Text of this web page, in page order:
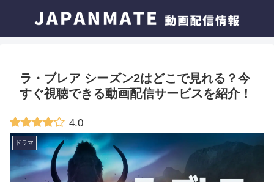
ラ・ブレア シーズン2はどこで見れる？今
すぐ視聴できる動画配信サービスを紹介！
4.0
ドラマ